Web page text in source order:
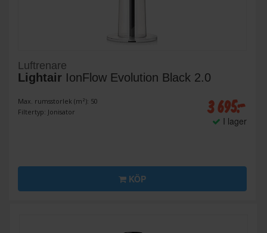
Luftrenare
Lightair IonFlow Evolution Black 2.0
Max. rumsstorlek (m²): 50
Filtertyp: Jonisator
3 695:-
I lager
KÖP